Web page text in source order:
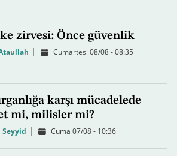
zirvesi: Önce güvenlik
Cumartesi 08/08 - 08:35
karşı mücadelede
mi, milisler mi?
Seyyid Cuma 07/08 - 10:36